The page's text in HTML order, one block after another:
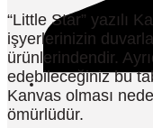
“Little Star” yazılı
işyerlerinizin
ürünlerindendir.
edebileceğiniz bu
Kanvas olması
ömürlüdür.